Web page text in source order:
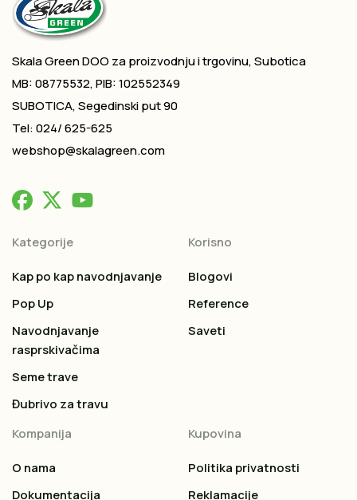
Skala Green DOO za proizvodnju i trgovinu, Subotica
MB: 08775532, PIB: 102552349
SUBOTICA, Segedinski put 90
Tel: 024/ 625-625
webshop@skalagreen.com
Kategorije
Kap po kap navodnjavanje
Pop Up
Navodnjavanje
rasprskivačima
Seme trave
Đubrivo za travu
Korisno
Blogovi
Reference
Saveti
Kompanija
O nama
Dokumentacija
Kupovina
Politika privatnosti
Reklamacije